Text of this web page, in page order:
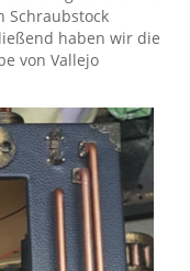
Schraubstock
haben wir die
von Vallejo